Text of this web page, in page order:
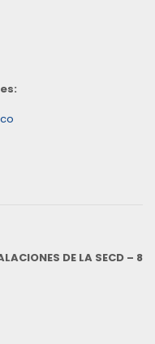
DE LA SECD – 8